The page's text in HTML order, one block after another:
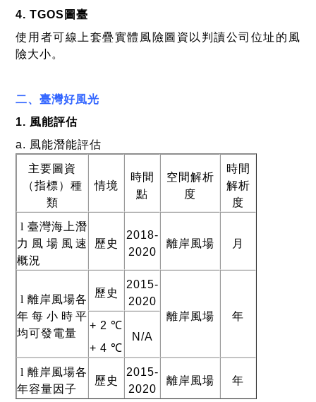
4. TGOS 圖臺
使用者可線上套疊實體風險圖資以判讀公司位址的風
險大小。
二、臺灣好風光
1. 風能評估
a. 風能潛能評估
主要圖資
（指標）種
類
情境
時間
點
空間解析
度
時間
解析
度
l 臺灣海上潛
力風場風速
概況
歷史
2018-
2020
離岸風場 月
l 離岸風場各
年每小時平
均可發電量
歷史
2015-
2020
離岸風場
年
+ 2 ℃
+ 4 ℃
N/A
l 離岸風場各
年容量因子
歷史
2015-
2020
離岸風場 年